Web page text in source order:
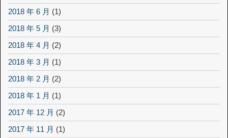
2018 年 6 月 (1)
2018 年 5 月 (3)
2018 年 4 月 (2)
2018 年 3 月 (1)
2018 年 2 月 (2)
2018 年 1 月 (1)
2017 年 12 月 (2)
2017 年 11 月 (1)